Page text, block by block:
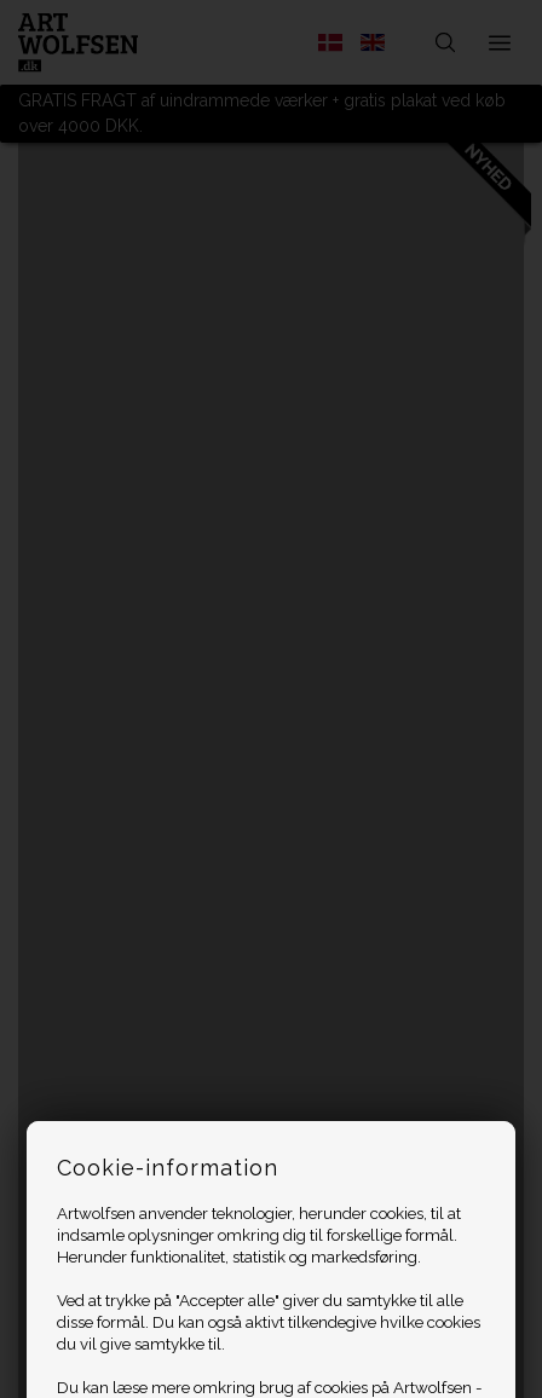
Cookie-information
Artwolfsen anvender teknologier, herunder cookies, til at
indsamle oplysninger omkring dig til forskellige formål.
Herunder funktionalitet, statistik og markedsføring.
Ved at trykke på "Accepter alle" giver du samtykke til alle
disse formål. Du kan også aktivt tilkendegive hvilke cookies
du vil give samtykke til.
Du kan læse mere omkring brug af cookies på Artwolfsen -
GRATIS FRAGT af uindrammede værker + gratis plakat ved køb
over 4000 DKK.